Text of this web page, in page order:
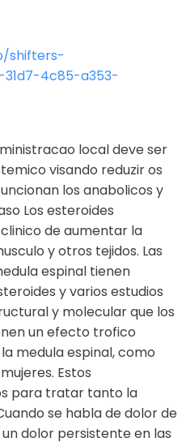
shifters-
4c85-a353-
local deve ser
visando reduzir os
los anabolicos y
Los esteroides
de aumentar la
y otros tejidos. Las
espinal tienen
y varios estudios
y molecular que los
un efecto trofico
medula espinal, como
Estos
para tratar tanto la
se habla de dolor de
dolor persistente en las